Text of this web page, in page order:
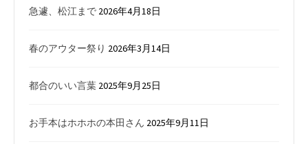
急遽、松江まで 2026年4月18日
春のアウター祭り 2026年3月14日
都合のいい言葉 2025年9月25日
お手本はホホホの本田さん 2025年9月11日